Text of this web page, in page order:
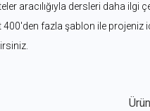
aracılığıyla dersleri daha ilgi
fazla şablon ile projeniz